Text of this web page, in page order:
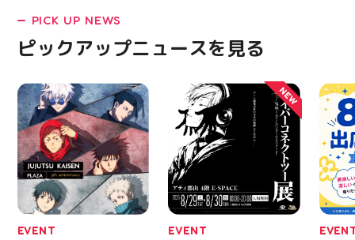
LATEST!
スポーツに関連したグッ
ズなどが当たりますので
ぜひご参加ください️ ・
ます️ スポーツナビゲー
ター一同当お待ちしてお
ります✧⁠◝⁠(⁠⁰⁠▿⁠⁰⁠)⁠◜⁠✧ #ゼビ
オ #アティ郡山
という方もお気軽に 作
りたいものについてもご
ジュ 気になる方はDMま
たは店頭でお気軽にお問
い合わせください 写真
を横にスワイプして、完
成までの様子も見てね #
ピアネージュ #ミシン教
室 #ソーイング教室 #ミ
シン初心者 #ハンドメイ
ド 手作り 洋裁 ソーイン
グ 郡山市 郡山 福島県
手作りのある暮らし
PICK UP NEWS
ピックアップニュースを見る
EVENT EVENT
NEW